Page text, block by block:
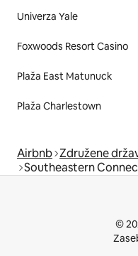
Univerza Yale
Foxwoods Resort Casino
Plaža East Matunuck
Plaža Charlestown
Airbnb Združene
Southeastern
©